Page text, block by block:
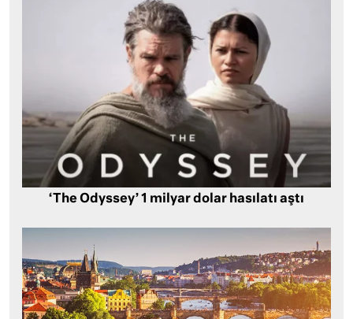
‘The Odyssey’ 1 milyar dolar hasılatı aştı